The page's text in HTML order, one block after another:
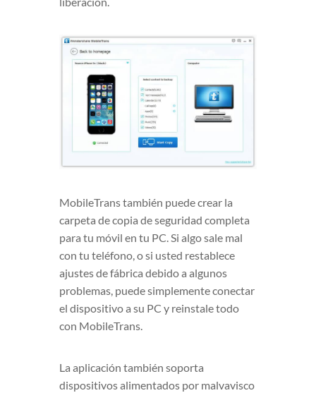
MobileTrans también puede crear la
carpeta de copia de seguridad completa
para tu móvil en tu PC. Si algo sale mal
con tu teléfono, o si usted restablece
ajustes de fábrica debido a algunos
problemas, puede simplemente conectar
el dispositivo a su PC y reinstale todo
con MobileTrans.
La aplicación también soporta
dispositivos alimentados por malvavisco